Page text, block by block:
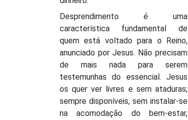
Desprendimento é uma
característica fundamental de
quem está voltado para o Reino,
anunciado por Jesus. Não precisam
de mais nada para serem
testemunhas do essencial. Jesus
os quer ver livres e sem ataduras;
sempre disponíveis, sem instalar-se
na acomodação do bem-estar,